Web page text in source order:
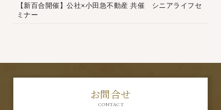
【新百合開催】公社×小田急不動産 共催 シニアライフセ
ミナー
お問合せ
CONTACT